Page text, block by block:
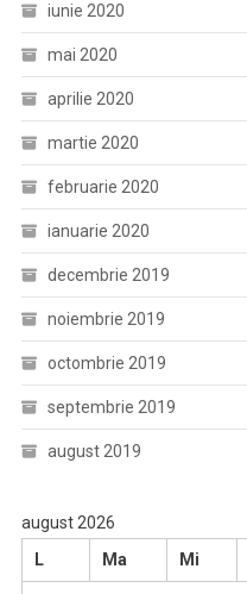
iunie 2020
mai 2020
aprilie 2020
martie 2020
februarie 2020
ianuarie 2020
decembrie 2019
noiembrie 2019
octombrie 2019
septembrie 2019
august 2019
august 2026
L
Ma Mi